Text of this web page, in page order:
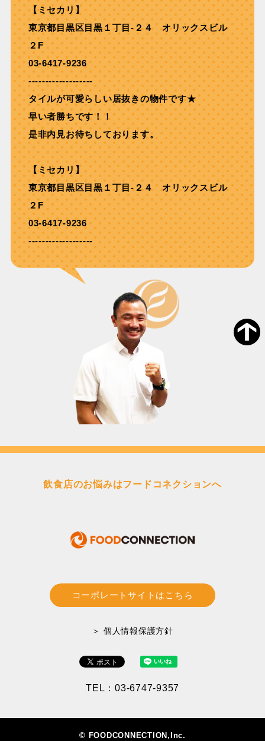
【ミセカリ】
東京都目黒区目黒１丁目-２４ オリックスビル
２F
03-6417-9236
-------------------
タイルが可愛らしい居抜きの物件です★
早い者勝ちです！！
是非内見お待ちしております。
【ミセカリ】
東京都目黒区目黒１丁目-２４ オリックスビル
２F
03-6417-9236
-------------------
飲食店のお悩みはフードコネクションへ
コーポレートサイトはこちら
＞ 個人情報保護方針
TEL：03-6747-9357
© FOODCONNECTION,Inc.